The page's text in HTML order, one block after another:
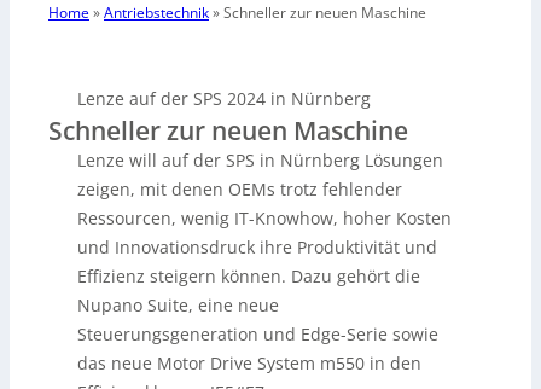
Home»Antriebstechnik»Schneller zur neuen Maschine
Lenze auf der SPS 2024 in Nürnberg
Schneller zur neuen Maschine
Lenze will auf der SPS in Nürnberg Lösungen
zeigen, mit denen OEMs trotz fehlender
Ressourcen, wenig IT-Knowhow, hoher Kosten
und Innovationsdruck ihre Produktivität und
Effizienz steigern können. Dazu gehört die
Nupano Suite, eine neue
Steuerungsgeneration und Edge-Serie sowie
das neue Motor Drive System m550 in den